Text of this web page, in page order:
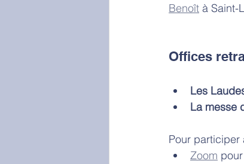
Benoît à Saint-
Offices
Les
La messe
Pour participer
Zoom